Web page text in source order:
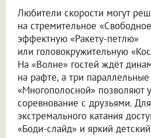
Любители скорости могут
на стремительное
эффектную «Ракету-петлю»
или головокружительную
На «Волне» гостей ждёт
на рафте, а три
«Многополосной» позволяют
соревнование с друзьями.
экстремального катания
«Боди-слайд» и яркий